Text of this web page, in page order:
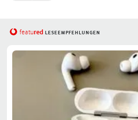
featured LESEEMPFEHLUNGEN